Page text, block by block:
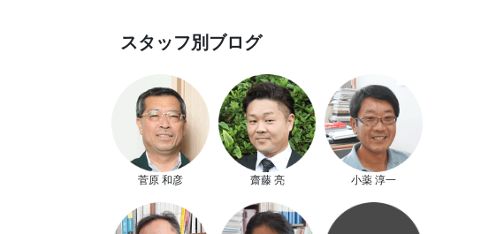
スタッフ別ブログ
菅原 和彦 齋藤 亮 小薬 淳一